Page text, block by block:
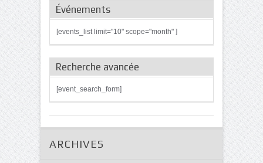
Événements
[events_list limit="10" scope="month" ]
Recherche avancée
[event_search_form]
ARCHIVES